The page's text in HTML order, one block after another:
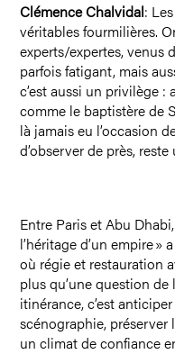
Clémence Chalvidal:
véritables fourmilières.
experts/expertes, venus
parfois fatigant, mais
c’est aussi un privilège
comme le baptistère de
là jamais eu l’occasion
d’observer de près,
Entre Paris et Abu
l’héritage d’un empire
où régie et restauration
plus qu’une question
itinérance, c’est
scénographie,
un climat de confiance